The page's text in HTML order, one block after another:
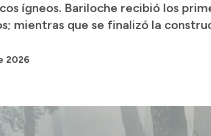
ígneos. Bariloche recibió los
mientras que se finalizó la
2026